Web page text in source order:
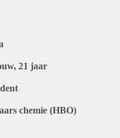
21 jaar
chemie (HBO)